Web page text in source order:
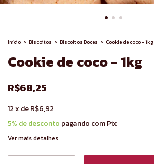
Início > Biscoitos > Biscoitos Doces > Cookie de coco - 1kg
Cookie de coco - 1kg
R$68,25
12x deR$6,92
5% de desconto pagando com Pix
Ver mais detalhes